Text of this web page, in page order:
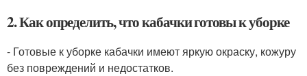
2. Как определить, что кабачки готовы к уборке
- Готовые к уборке кабачки имеют яркую окраску, кожуру
без повреждений и недостатков.